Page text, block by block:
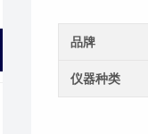
品牌
仪器种类